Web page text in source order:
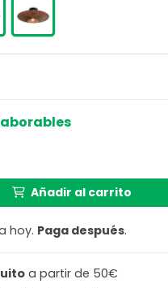
pequeño GOOD&MOJO
Añadir al carrito
hoy. Paga después.
a partir de 50€